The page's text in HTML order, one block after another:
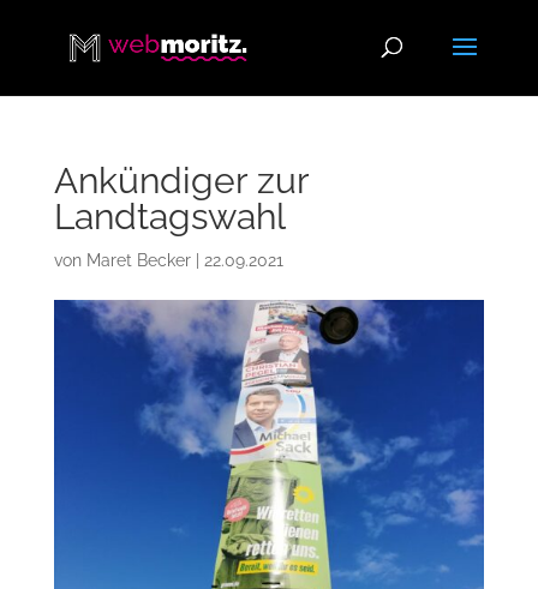
Ankündiger zur
Landtagswahl
von Maret Becker| 22.09.2021